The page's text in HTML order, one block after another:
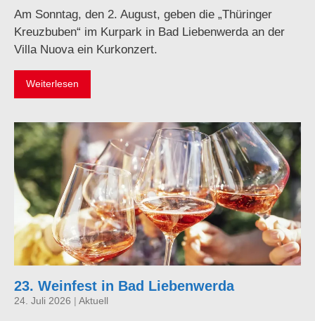
Am Sonntag, den 2. August, geben die „Thüringer
Kreuzbuben“ im Kurpark in Bad Liebenwerda an der
Villa Nuova ein Kurkonzert.
Weiterlesen
23. Weinfest in Bad Liebenwerda
24. Juli 2026 | Aktuell